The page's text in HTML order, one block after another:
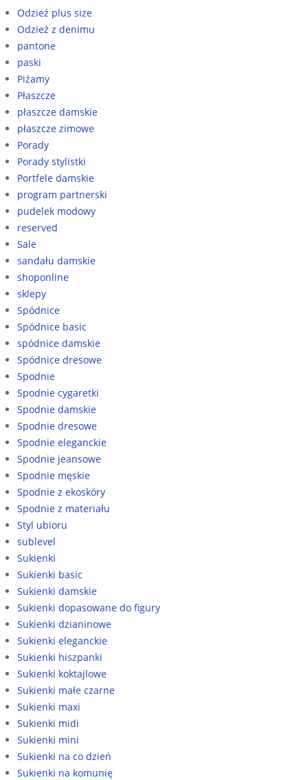
Odzież plus size
Odzież z denimu
pantone
paski
Piżamy
Płaszcze
płaszcze damskie
płaszcze zimowe
Porady
Porady stylistki
Portfele damskie
program partnerski
pudelek modowy
reserved
Sale
sandału damskie
shoponline
sklepy
Spódnice
Spódnice basic
spódnice damskie
Spódnice dresowe
Spodnie
Spodnie cygaretki
Spodnie damskie
Spodnie dresowe
Spodnie eleganckie
Spodnie jeansowe
Spodnie męskie
Spodnie z ekoskóry
Spodnie z materiału
Styl ubioru
sublevel
Sukienki
Sukienki basic
Sukienki damskie
Sukienki dopasowane do figury
Sukienki dzianinowe
Sukienki eleganckie
Sukienki hiszpanki
Sukienki koktajlowe
Sukienki małe czarne
Sukienki maxi
Sukienki midi
Sukienki mini
Sukienki na co dzień
Sukienki na komunię